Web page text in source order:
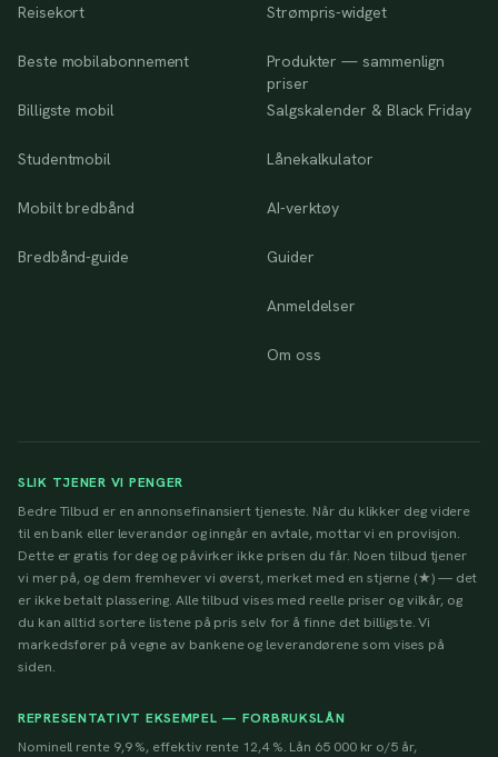
Reisekort
Beste mobilabonnement
Billigste mobil
Studentmobil
Mobilt bredbånd
Bredbånd-guide
Strømpris-widget
Produkter — sammenlign
priser
Salgskalender & Black Friday
Lånekalkulator
AI-verktøy
Guider
Anmeldelser
Om oss
SLIK TJENER VI PENGER
Bedre Tilbud er en annonsefinansiert tjeneste. Når du klikker deg videre
til en bank eller leverandør og inngår en avtale, mottar vi en provisjon.
Dette er gratis for deg og påvirker ikke prisen du får. Noen tilbud tjener
vi mer på, og dem fremhever vi øverst, merket med en stjerne (★) — det
er ikke betalt plassering. Alle tilbud vises med reelle priser og vilkår, og
du kan alltid sortere listene på pris selv for å finne det billigste. Vi
markedsfører på vegne av bankene og leverandørene som vises på
siden.
REPRESENTATIVT EKSEMPEL — FORBRUKSLÅN
Nominell rente 9,9 %, effektiv rente 12,4 %. Lån 65 000 kr o/5 år,